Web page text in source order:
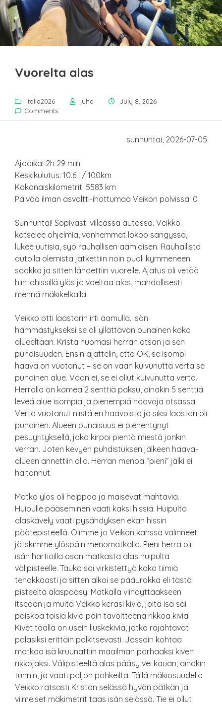
Vuorelta alas
italia2026 juha
July 8, 2026
Comments
sunnuntai, 2026-07-05
Ajoaika: 2h 29 min
Keskikulutus: 10.6 l / 100km
Kokonaiskilometrit: 5583 km
Päivää ilman asvaltti-ihottumaa Veikon polvissa: 0
Sunnuntai! Sopivasti viileässä autossa. Veikko
katselee ohjelmia, vanhemmat lököö sängyssä,
lukee uutisia, syö rauhallisen aamiaisen. Rauhallista
autolla olemista jatkettiin noin puoli kymmeneen
saakka ja sitten lähdettiin vuorelle. Ajatus oli vetää
hiihtohissillä ylös ja vaeltaa alas, mahdollisesti
mennä mäkikelkalla.
Veikko otti laastarin irti aamulla. Isän
hämmästykseksi se oli yllättävän punainen koko
alueeltaan. Krista huomasi herran otsan ja sen
punaisuuden. Ensin ajattelin, että OK, se isompi
haava on vuotanut – se on vaan kuivunutta verta se
punainen alue. Vaan ei, se ei ollut kuivunutta verta.
Herralla on komea 2 senttiä paksu, ainakin 5 senttiä
leveä alue isompia ja pienempiä haavoja otsassa.
Verta vuotanut niistä eri haavoista ja siksi laastari oli
punainen. Alueen punaisuus ei pienentynyt
pesuyrityksellä, joka kirpoi pientä miestä jonkin
verran. Joten kevyen puhdistuksen jälkeen haava-
alueen annettiin olla. Herran menoa “pieni” jälki ei
haitannut.
Matka ylös oli helppoa ja maisevat mahtavia.
Huipulle pääseminen vaati kaksi hissiä. Huipulta
alaskävely vaati pysähdyksen ekan hissin
päätepisteellä. Olimme jo Veikon kanssa valinneet
jätskimme ylöspäin menomatkalla. Pieni herra oli
isän hartioilla osan matkasta alas huipulta
välipisteelle. Tauko sai virkistettyä koko tiimiä
tehokkaasti ja sitten alkoi se pääurakka eli tästä
pisteeltä alaspääsy. Matkalla viihdyttääkseen
itseään ja muita Veikko keräsi kiviä, joita isä sai
paiskoa toisia kiviä päin tavoitteena rikkoa kiviä.
Kivet täällä on usein liuskekiviä, jotka räjähtävät
palasiksi erittäin palkitsevasti. Jossain kohtaa
matkaa isä kruunattiin maailman parhaaksi kiven
rikkojaksi. Välipisteeltä alas pääsy vei kauan, ainakin
tunnin, ja vaati paljon pohkeilta. Tällä mäkiosuudella
Veikko ratsasti Kristan selässä hyvän pätkän ja
viimeiset mäkimetrit taas isän selässä. Tie ei ollut